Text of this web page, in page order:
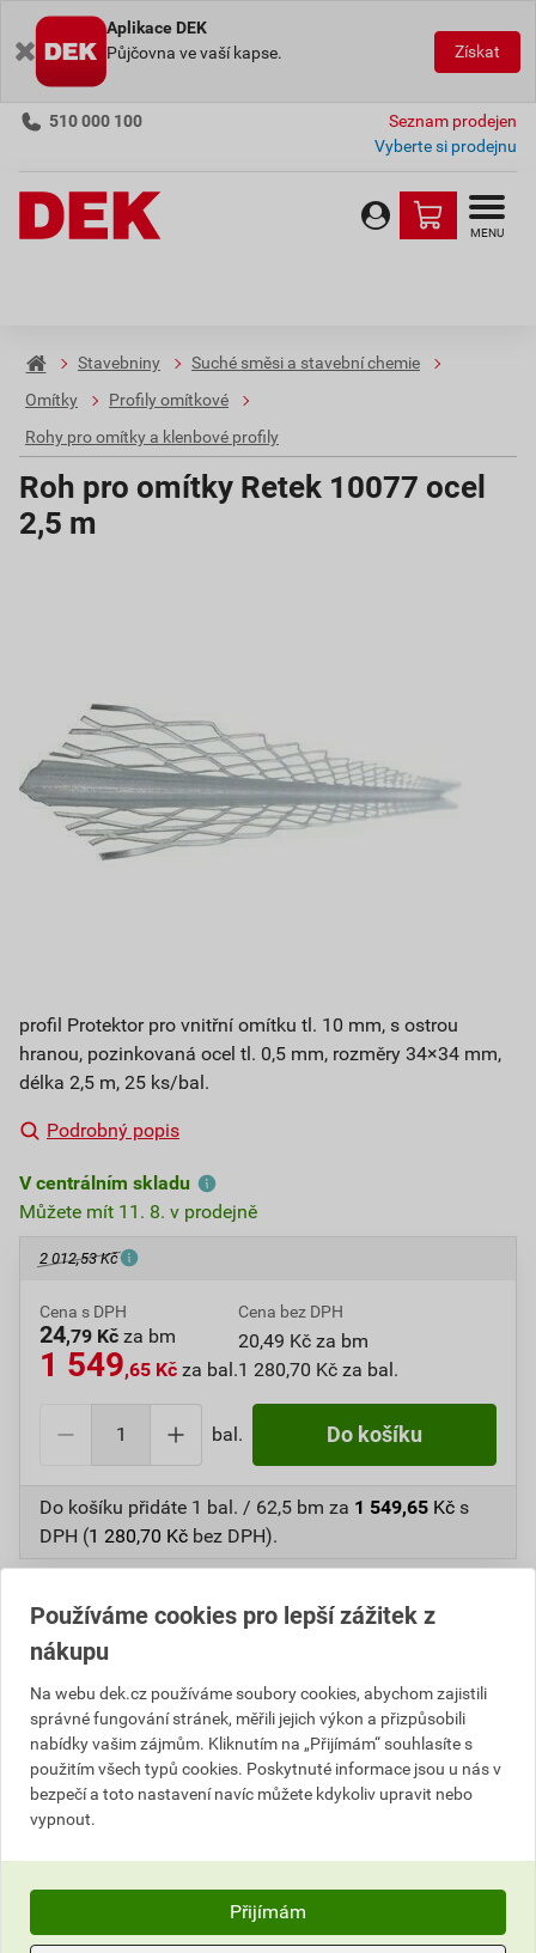
Aplikace DEK
Půjčovna ve vaší kapse.
Získat
510 000 100
Seznam prodejen
Vyberte si prodejnu
MENU
Stavebniny
Suché směsi a stavební chemie
Omítky
Profily omítkové
Rohy pro omítky a klenbové profily
Roh pro omítky Retek 10077 ocel
2,5 m
profil Protektor pro vnitřní omítku tl. 10 mm, s ostrou
hranou, pozinkovaná ocel tl. 0,5 mm, rozměry 34×34 mm,
délka 2,5 m, 25 ks/bal.
Podrobný popis
V centrálním skladu
Můžete mít 11. 8. v prodejně
2 012,53 Kč
Cena s DPH
24,79 Kč za bm
1 549,65 Kč za bal.
Cena bez DPH
20,49 Kč za bm
1 280,70 Kč za bal.
bal. Do košíku
Do košíku přidáte 1 bal. / 62,5 bm za 1 549,65 Kč s
DPH (1 280,70 Kč bez DPH).
Výrobky značky:RETEK
Popis
Rohové profily Protektor 10077 s ostrou hranou jsou
vhodné pro vnitřní omítky o tloušťce 10 mm a
přesnému tvarování rohů. Galvanizovaný ocelový
plech tloušťce 0,5 mm, tloušťka pozinku 275 g / m².
Používáme cookies pro lepší zážitek z
nákupu
Na webu dek.cz používáme soubory cookies, abychom zajistili
správné fungování stránek, měřili jejich výkon a přizpůsobili
nabídky vašim zájmům. Kliknutím na „Přijímám“ souhlasíte s
použitím všech typů cookies. Poskytnuté informace jsou u nás v
bezpečí a toto nastavení navíc můžete kdykoliv upravit nebo
vypnout.
Přijímám